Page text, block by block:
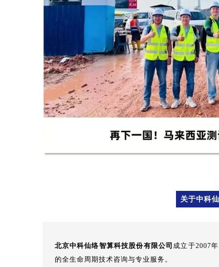
关于中科
北京中科仙络智算科技股份有限公司 成立于2007
的全生命周期技术咨询与专业服务。